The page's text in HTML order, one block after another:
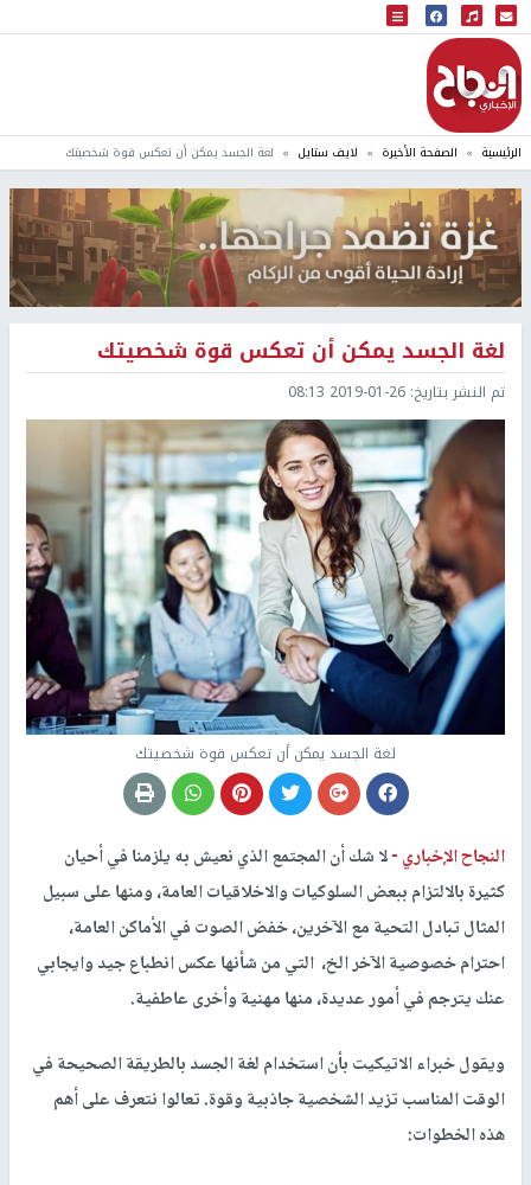
البث المباشر
إذاعة النجاح
الرئيسية الصفحة الأخيرة لايف ستايل لغة الجسد يمكن أن تعكس قوة شخصيتك
لغة الجسد يمكن أن تعكس قوة شخصيتك
تم النشر بتاريخ: 2019-01-26 08:13
لغة الجسد يمكن أن تعكس قوة شخصيتك
النجاح الإخباري -لا شك أن المجتمع الذي نعيش به يلزمنا في أحيان
كثيرة بالالتزام ببعض السلوكيات والاخلاقيات العامة، ومنها على سبيل
المثال تبادل التحية مع الآخرين، خفض الصوت في الأماكن العامة،
احترام خصوصية الآخر الخ، التي من شأنها عكس انطباع جيد وايجابي
عنك يترجم في أمور عديدة، منها مهنية وأخرى عاطفية.
ويقول خبراء الاتيكيت بأن استخدام لغة الجسد بالطريقة الصحيحة في
الوقت المناسب تزيد الشخصية جاذبية وقوة. تعالوا نتعرف على أهم
هذه الخطوات: